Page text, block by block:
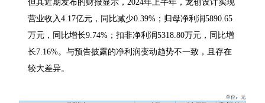
但其近期发布的财报显示，2024年上半年，龙创设计实现
营业收入4.17亿元，同比减少0.39%；归母净利润5890.65
万元，同比增长9.74%；扣非净利润5318.80万元，同比增
长7.16%。与预告披露的净利润变动趋势不一致，且存在
较大差异。